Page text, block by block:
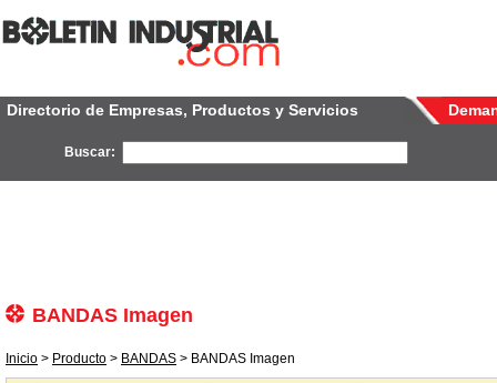
Directorio de Empresas, Productos y Servicios
Buscar:
BANDAS Imagen
Inicio > Producto > BANDAS > BANDAS Imagen